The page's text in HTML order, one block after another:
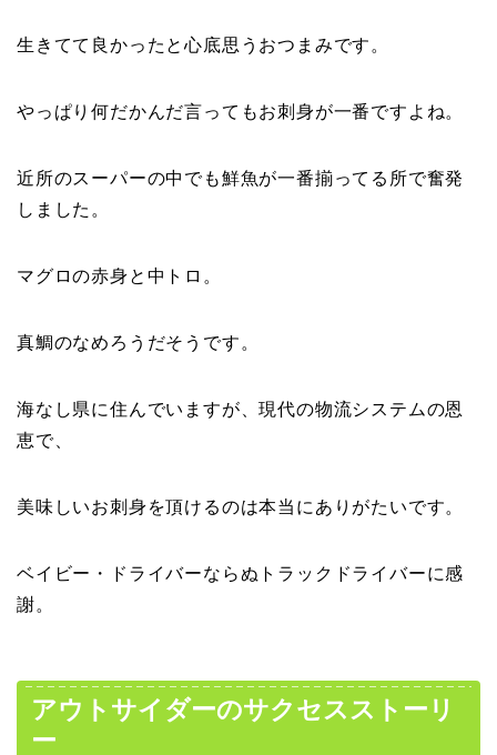
生きてて良かったと心底思うおつまみです。
やっぱり何だかんだ言ってもお刺身が一番ですよね。
近所のスーパーの中でも鮮魚が一番揃ってる所で奮発
しました。
マグロの赤身と中トロ。
真鯛のなめろうだそうです。
海なし県に住んでいますが、現代の物流システムの恩
恵で、
美味しいお刺身を頂けるのは本当にありがたいです。
ベイビー・ドライバーならぬトラックドライバーに感
謝。
アウトサイダーのサクセスストーリ
ー